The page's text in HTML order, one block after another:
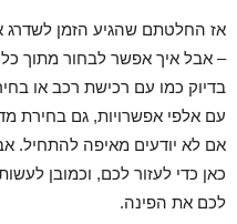
אז החלטתם שהגיע הזמן
– אבל איך אפשר לבחור מתוך
בדיוק כמו עם רכישת רכב או
עם אלפי אפשרויות, גם בחירת
אם לא יודעים מאיפה להתחיל.
כאן כדי לעזור לכם, וכמובן
לכם את הפינה.